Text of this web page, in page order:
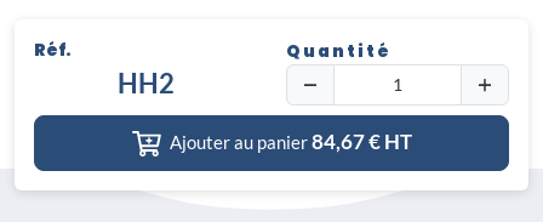
Réf.
HH2
Quantité
Ajouter au panier84,67€ HT